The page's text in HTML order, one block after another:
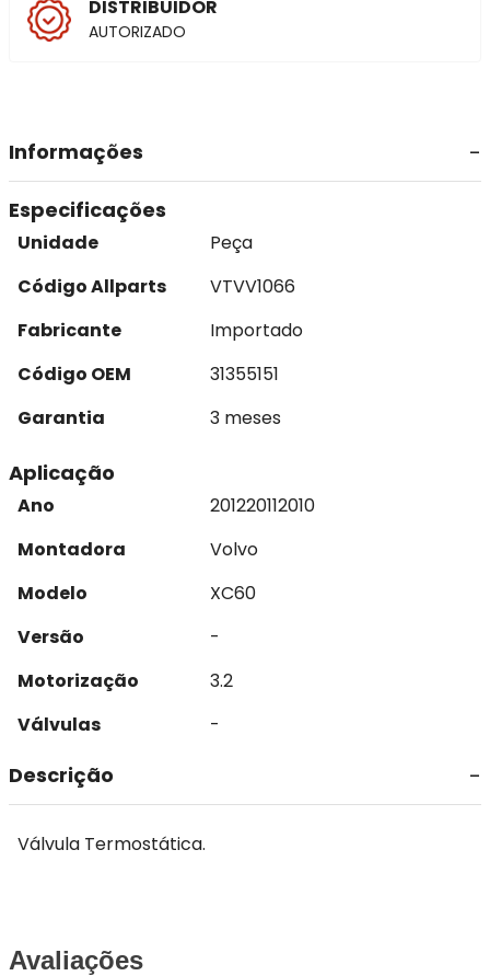
DISTRIBUIDOR
AUTORIZADO
Informações
Especificações
Unidade
Peça
Código Allparts
VTVV1066
Fabricante
Importado
Código OEM
31355151
Garantia
3 meses
Aplicação
Ano 201220112010
Montadora
Volvo
Modelo
XC60
Versão
-
Motorização
3.2
Válvulas
-
Descrição
Válvula Termostática.
Avaliações